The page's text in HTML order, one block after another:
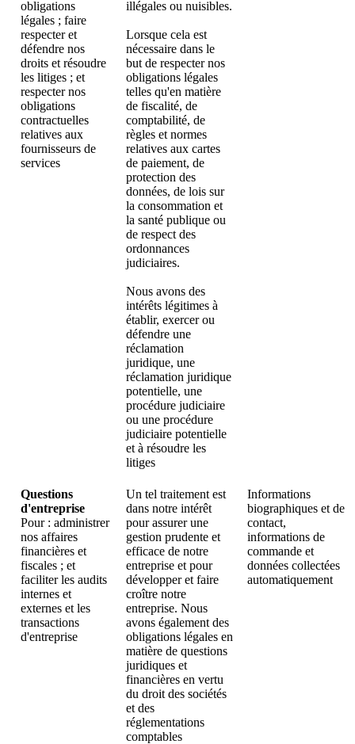
obligations
légales ; faire
respecter et
défendre nos
droits et résoudre
les litiges ; et
respecter nos
obligations
contractuelles
relatives aux
fournisseurs de
services
illégales ou nuisibles.
Lorsque cela est
nécessaire dans le
but de respecter nos
obligations légales
telles qu'en matière
de fiscalité, de
comptabilité, de
règles et normes
relatives aux cartes
de paiement, de
protection des
données, de lois sur
la consommation et
la santé publique ou
de respect des
ordonnances
judiciaires.
Nous avons des
intérêts légitimes à
établir, exercer ou
défendre une
réclamation
juridique, une
réclamation juridique
potentielle, une
procédure judiciaire
ou une procédure
judiciaire potentielle
et à résoudre les
litiges
Questions
d'entreprise
Pour : administrer
nos affaires
financières et
fiscales ; et
faciliter les audits
internes et
externes et les
transactions
d'entreprise
Un tel traitement est
dans notre intérêt
pour assurer une
gestion prudente et
efficace de notre
entreprise et pour
développer et faire
croître notre
entreprise. Nous
avons également des
obligations légales en
matière de questions
juridiques et
financières en vertu
du droit des sociétés
et des
réglementations
comptables
Informations
biographiques et de
contact,
informations de
commande et
données collectées
automatiquement